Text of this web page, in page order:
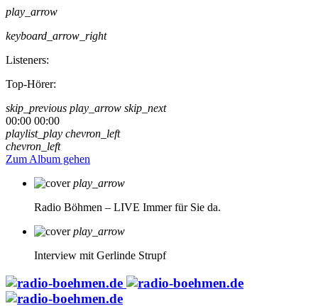
play_arrow
keyboard_arrow_right
Listeners:
Top-Hörer:
skip_previous play_arrow skip_next
00:00 00:00
playlist_play chevron_left
chevron_left
Zum Album gehen
play_arrow
Radio Böhmen – LIVE Immer für Sie da.
play_arrow
Interview mit Gerlinde Strupf